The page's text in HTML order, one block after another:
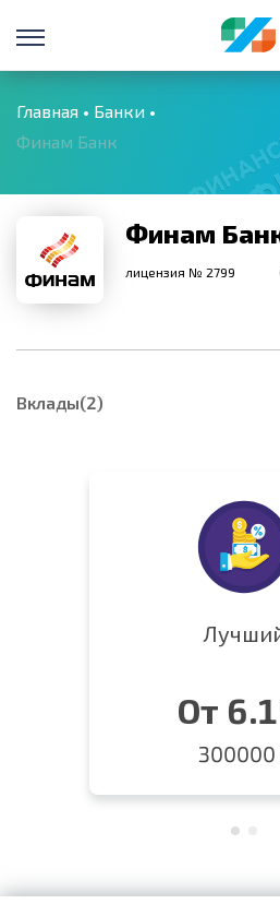
Главная
Банки
Финам Банк
Финам
лицензия № 2799
Вклады(2)
От
300000